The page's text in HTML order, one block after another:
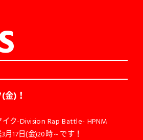
)！
ク-Division Rap Battle- HPNM
17日(金)20時～です！